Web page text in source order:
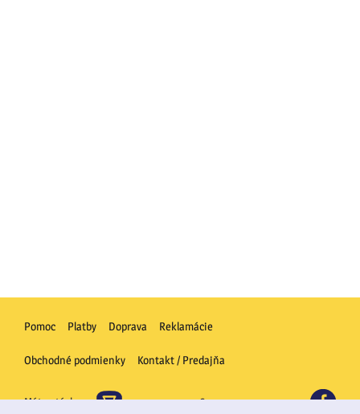
Pomoc Platby Doprava Reklamácie
Obchodné podmienky Kontakt / Predajňa
Máte otázku +421 917 524 264 FB